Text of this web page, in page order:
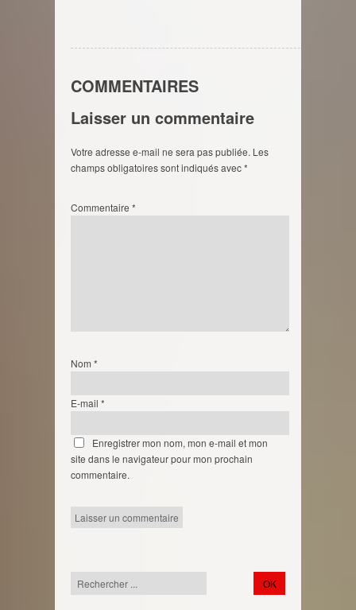
COMMENTAIRES
Laisser un commentaire
Votre adresse e-mail ne sera pas publiée. Les
champs obligatoires sont indiqués avec*
Commentaire *
Nom *
E-mail *
Enregistrer mon nom, mon e-mail et mon
site dans le navigateur pour mon prochain
commentaire.